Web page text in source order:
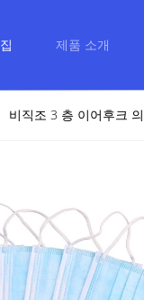
집 제품 소개
비직조 3 층 이어후크